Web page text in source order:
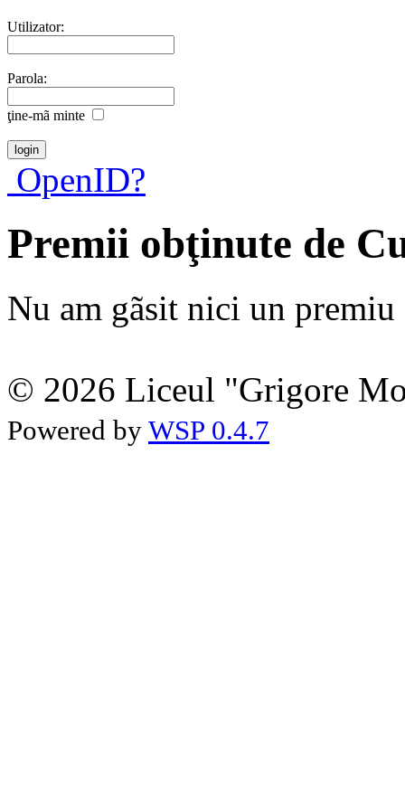
Utilizator:
Parola:
ţine-mã minte
OpenID?
Premii obţinute de
Nu am gãsit nici un premiu
© 2026 Liceul "Grigore
Powered by WSP 0.4.7